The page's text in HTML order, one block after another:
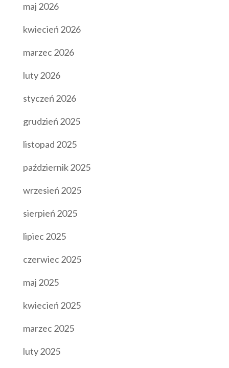
maj 2026
kwiecień 2026
marzec 2026
luty 2026
styczeń 2026
grudzień 2025
listopad 2025
październik 2025
wrzesień 2025
sierpień 2025
lipiec 2025
czerwiec 2025
maj 2025
kwiecień 2025
marzec 2025
luty 2025